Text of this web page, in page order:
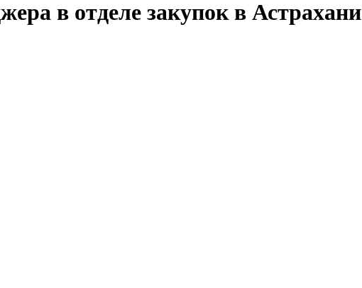
в отделе закупок в Астрахани